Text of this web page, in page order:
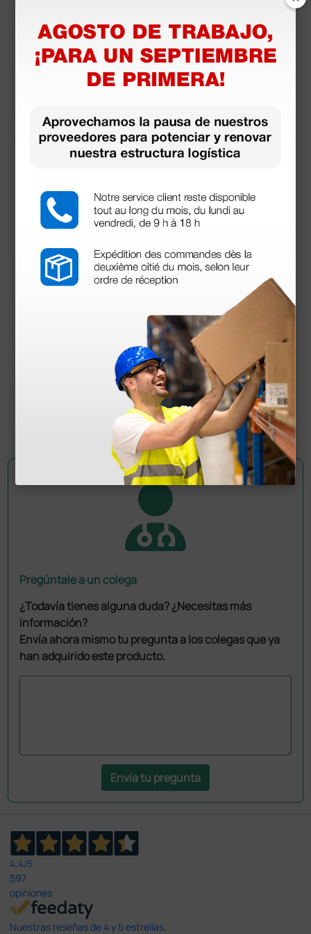
(Precio sin IVA)
1 ud.
Productos similares
Papel ecográfico Sony UPP-110HD -
blanco/negro alta densidad mate
142,00 €
10 rollos
Pregúntale a un colega
¿Todavía tienes alguna duda? ¿Necesitas más
información?
Envía ahora mismo tu pregunta a los colegas que ya
han adquirido este producto.
Envía tu pregunta
4,4/5
597
opiniones
Nuestras reseñas de 4 y 5 estrellas.